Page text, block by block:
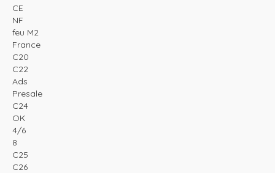
CE
NF
feu M2
France
C20
C22
Ads
Presale
C24
OK
4/6
8
C25
C26